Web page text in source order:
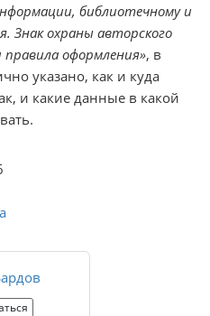
библиотечному и
Знак охраны авторского
оформления», в
указано, как и куда
и какие данные в какой